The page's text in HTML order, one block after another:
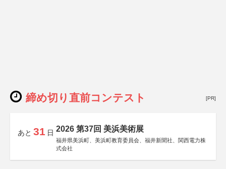
締め切り直前コンテスト [PR]
あと 31 日 2026 第37回 美浜美術展
福井県美浜町、美浜町教育委員会、福井新聞社、関西電力株
式会社